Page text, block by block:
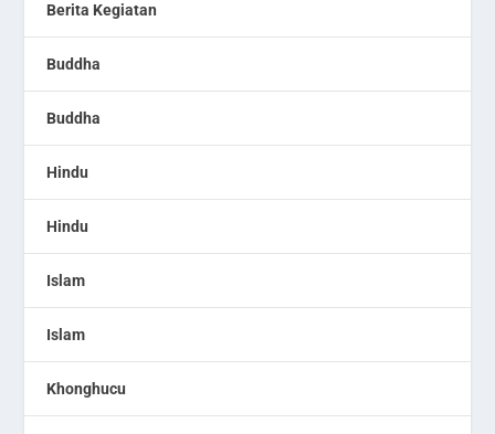
Berita Kegiatan
Buddha
Buddha
Hindu
Hindu
Islam
Islam
Khonghucu